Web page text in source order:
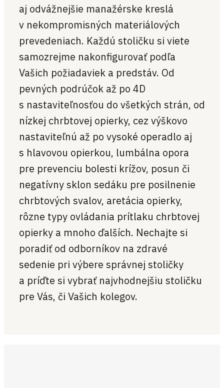
aj odvážnejšie manažérske kreslá
v nekompromisných materiálových
prevedeniach. Každú stoličku si viete
samozrejme nakonfigurovať podľa
Vašich požiadaviek a predstáv. Od
pevných podrúčok až po 4D
s nastaviteľnosťou do všetkých strán, od
nízkej chrbtovej opierky, cez výškovo
nastaviteľnú až po vysoké operadlo aj
s hlavovou opierkou, lumbálna opora
pre prevenciu bolesti krížov, posun či
negatívny sklon sedáku pre posilnenie
chrbtových svalov, aretácia opierky,
rôzne typy ovládania prítlaku chrbtovej
opierky a mnoho ďalších. Nechajte si
poradiť od odborníkov na zdravé
sedenie pri výbere správnej stoličky
a príďte si vybrať najvhodnejšiu stoličku
pre Vás, či Vašich kolegov.